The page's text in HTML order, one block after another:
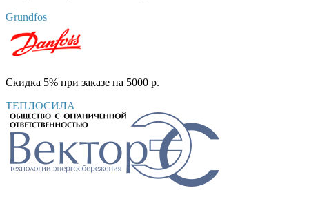
Grundfos
Скидка 5% при заказе на 5000 р.
ТЕПЛОСИЛА